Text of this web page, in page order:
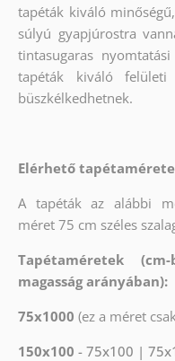
tapéták kiváló
súlyú gyapjúrostra
tintasugaras
tapéták kiváló felületi
büszkélkedhetnek.
Elérhető
A tapéták az alábbi
méret 75 cm széles
Tapétaméretek
magasság arányában):
75x1000 (ez a méret
150x100 - 75x100 |